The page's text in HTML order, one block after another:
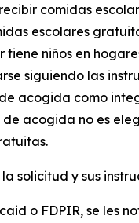
comidas
escolares
tiene niños en
siguiendo las
acogida como
acogida no es
solicitud y sus
o FDPIR, se les